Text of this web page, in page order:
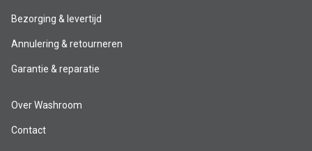
Bezorging & levertijd
Annulering & retourneren
Garantie & reparatie
Over Washroom
Contact